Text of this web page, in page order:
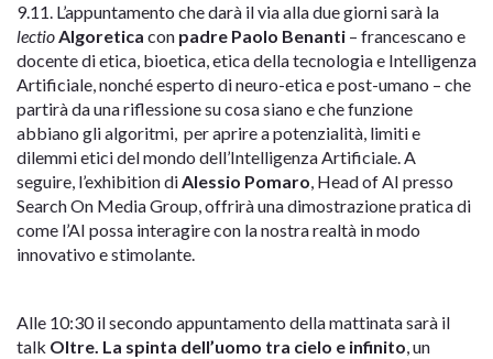
9.11. L’appuntamento che darà il via alla due giorni sarà la
lectioAlgoretica con padre Paolo Benanti – francescano e
docente di etica, bioetica, etica della tecnologia e Intelligenza
Artificiale, nonché esperto di neuro-etica e post-umano – che
partirà da una riflessione su cosa siano e che funzione
abbiano gli algoritmi, per aprire a potenzialità, limiti e
dilemmi etici del mondo dell’Intelligenza Artificiale. A
seguire, l’exhibition diAlessio Pomaro, Head of AI presso
Search On Media Group, offrirà una dimostrazione pratica di
come l’AI possa interagire con la nostra realtà in modo
innovativo e stimolante.
Alle 10:30 il secondo appuntamento della mattinata sarà il
talk Oltre. La spinta dell’uomo tra cielo e infinito, un